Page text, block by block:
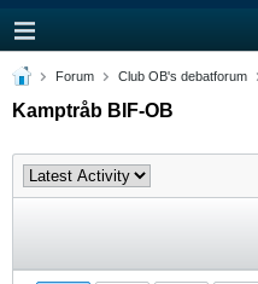
Forum Club OB's debatforum
Kamptråb BIF-OB